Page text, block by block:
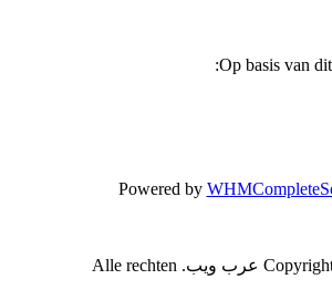
Op basis
Powered by
Copyright © 2026 3RAB WEB عرب ويب. Alle rechten